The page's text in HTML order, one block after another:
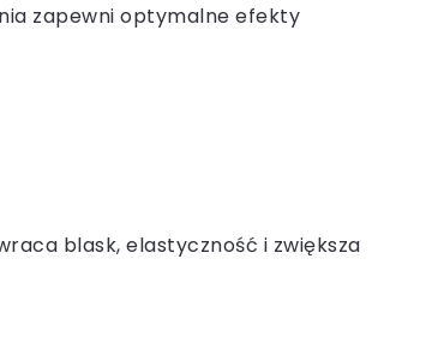
zapewni optymalne efekty
blask, elastyczność i zwiększa